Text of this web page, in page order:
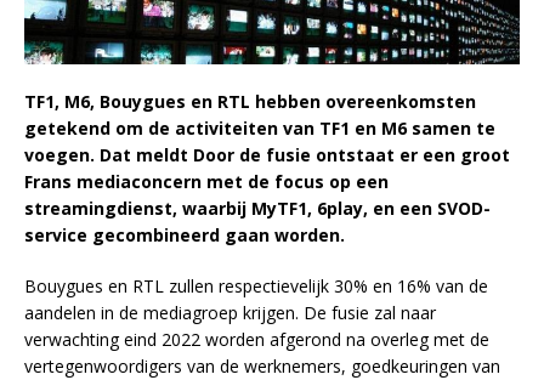
TF1, M6, Bouygues en RTL hebben overeenkomsten
getekend om de activiteiten van TF1 en M6 samen te
voegen. Dat meldt Door de fusie ontstaat er een groot
Frans mediaconcern met de focus op een
streamingdienst, waarbij MyTF1, 6play, en een SVOD-
service gecombineerd gaan worden.
Bouygues en RTL zullen respectievelijk 30% en 16% van de
aandelen in de mediagroep krijgen. De fusie zal naar
verwachting eind 2022 worden afgerond na overleg met de
vertegenwoordigers van de werknemers, goedkeuringen van